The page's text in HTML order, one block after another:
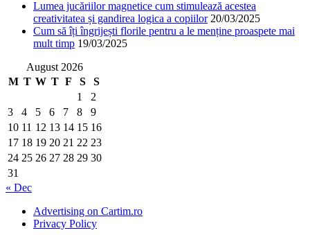
Lumea jucăriilor magnetice cum stimulează acestea
creativitatea și gandirea logica a copiilor 20/03/2025
Cum să îți îngrijești florile pentru a le menține proaspete mai
mult timp 19/03/2025
August 2026
M T W T F S
S
1
2
3
4 5 6 7 8
9
10 11 12 13 14 15 16
17 18 19 20 21 22 23
24 25 26 27 28 29 30
31
« Dec
Advertising on Cartim.ro
Privacy Policy